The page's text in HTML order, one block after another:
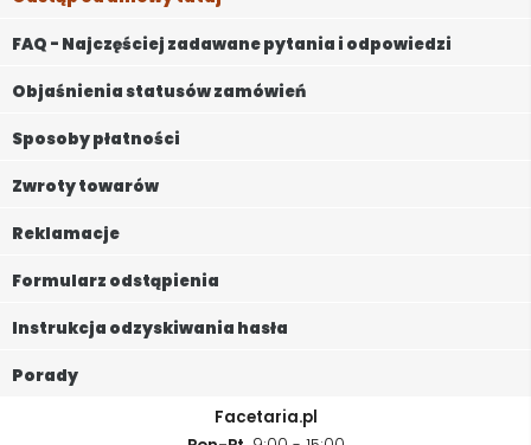
FAQ - Najczęściej zadawane pytania i odpowiedzi
Objaśnienia statusów zamówień
Sposoby płatności
Zwroty towarów
Reklamacje
Formularz odstąpienia
Instrukcja odzyskiwania hasła
Porady
Facetaria.pl